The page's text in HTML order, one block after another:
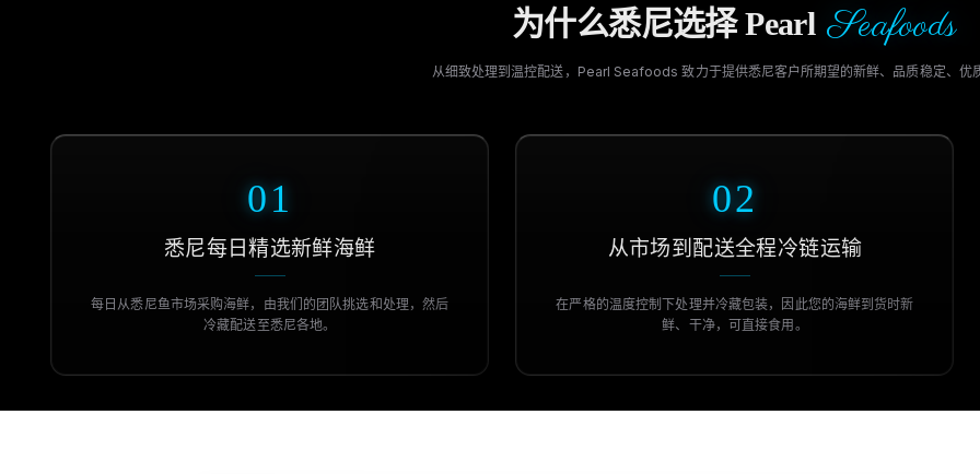
为什么悉尼选择 Pearl Seafoods
从细致处理到温控配送，Pearl Seafoods 致力于提供悉尼客户所期望的新鲜、品质稳定、优
01
悉尼每日精选新鲜海鲜
每日从悉尼鱼市场采购海鲜，由我们的团队挑选和处理，然后
冷藏配送至悉尼各地。
02
从市场到配送全程冷链运输
在严格的温度控制下处理并冷藏包装，因此您的海鲜到货时新
鲜、干净，可直接食用。